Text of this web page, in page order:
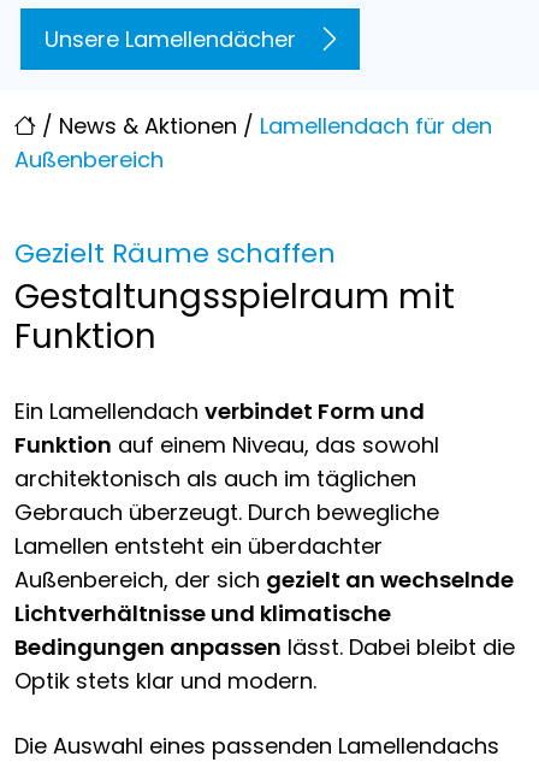
/ News & Aktionen / Lamellendach für den
Außenbereich
Unsere Lamellendächer
Gezielt Räume schaffen
Gestaltungsspielraum mit
Funktion
Ein Lamellendach verbindet Form und
Funktion auf einem Niveau, das sowohl
architektonisch als auch im täglichen
Gebrauch überzeugt. Durch bewegliche
Lamellen entsteht ein überdachter
Außenbereich, der sich gezielt an wechselnde
Lichtverhältnisse und klimatische
Bedingungen anpassen lässt. Dabei bleibt die
Optik stets klar und modern.
Die Auswahl eines passenden Lamellendachs